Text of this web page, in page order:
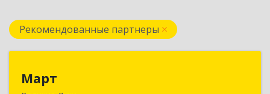
Рекомендованные партнеры
Март